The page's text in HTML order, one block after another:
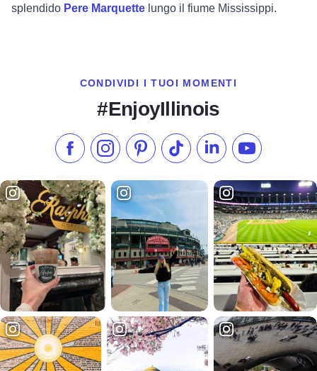
splendido Pere Marquette lungo il fiume Mississippi.
CONDIVIDI I TUOI MOMENTI
#EnjoyIllinois
Metti "Mi piace" su Facebook
Seguici su Instagram
Visita il nostro Pinterest
Seguici su TikTok
Seguici su LinkedIn
Iscriviti al